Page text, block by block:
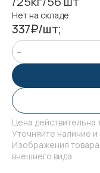
Нет на складе
337₽/шт;
Цена действительна
Уточняйте наличие
Изображения товара
внешнего вида.